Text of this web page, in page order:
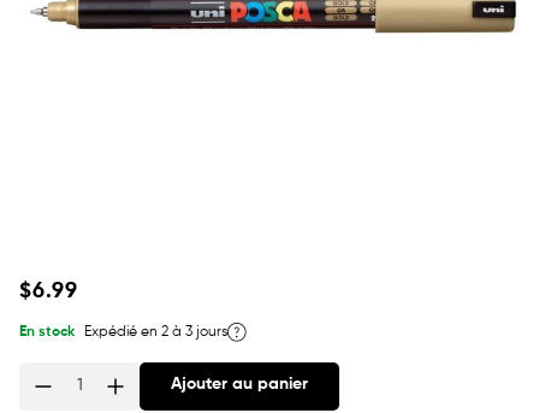
Prix
$6.99
En stock Expédié en 2 à 3 jours
Ajouter au panier